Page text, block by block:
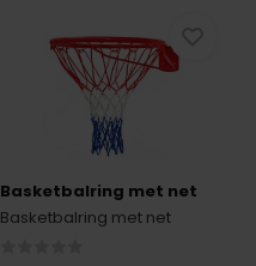
Basketbalring met net
Basketbalring met net